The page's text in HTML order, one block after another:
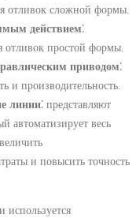
отливок сложной формы.
действием⁚
отливок простой формы.
приводом⁚
и производительность.
линии⁚ представляют
автоматизирует весь
и повысить точность